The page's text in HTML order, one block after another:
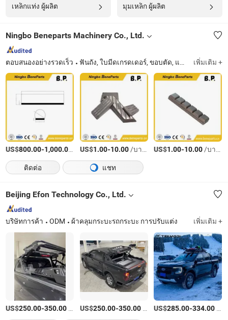
เหล็กแท่ง ผู้ผลิต มุมเหล็ก ผู้ผลิต
Ningbo Beneparts Machinery Co., Ltd.
ตอบสนองอย่างรวดเร็ว ฟันถัง, ใบมีดเกรดเดอร์, ขอบตัด, แถบช็อกกี้, ปุ่มสึกหรอ, ใบมีดดันดิน, ชิ้นส่วนปลาย, เครื่องมือที่มีการสัมผัสกับพื้น, ใบมีดข้าง, ยางล้อ เพิ่มเติม +
US$800.00-1,000.00 /บางส่วน
US$1.00-10.00/บางส่วน US$1.00-10.00/บางส่วน
ติดต่อ
แชท
Beijing Efon Technology Co., Ltd.
บริษัทการค้า ODM ผ้าคลุมกระบะรถกระบะ การปรับแต่ง เพิ่มเติม +
US$250.00-350.00 US$250.00-350.00/บางส่วน US$285.00-334.00